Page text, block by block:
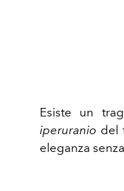
Esiste un
iperuranio del
eleganza